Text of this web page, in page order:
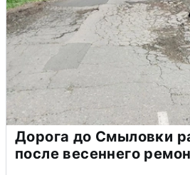
Дорога до Смыловки
после весеннего